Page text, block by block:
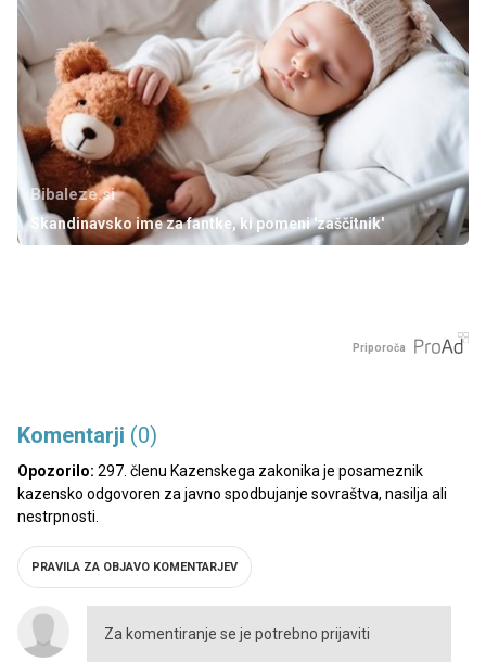
Bibaleze.si
Skandinavsko ime za fantke, ki pomeni 'zaščitnik'
Priporoča
Komentarji (0)
Opozorilo: 297. členu Kazenskega zakonika je posameznik
kazensko odgovoren za javno spodbujanje sovraštva, nasilja ali
nestrpnosti.
PRAVILA ZA OBJAVO KOMENTARJEV